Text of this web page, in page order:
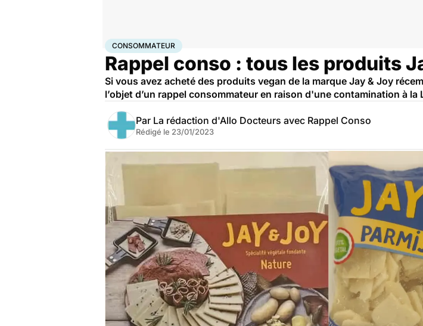
AccueilSantéConsommateur
CONSOMMATEUR
Rappel conso : tous les produits
Si vous avez acheté des produits vegan de la marque Jay & Joy
l’objet d’un rappel consommateur en raison d'une contamination à la
Par La rédaction d'Allo Docteurs avec Rappel Conso
Rédigé le 23/01/2023